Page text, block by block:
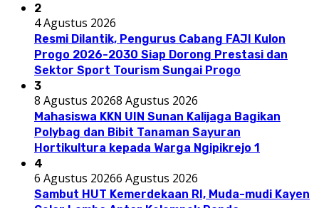
2
4 Agustus 2026
Resmi Dilantik, Pengurus Cabang FAJI Kulon
Progo 2026-2030 Siap Dorong Prestasi dan
Sektor Sport Tourism Sungai Progo
3
8 Agustus 20268 Agustus 2026
Mahasiswa KKN UIN Sunan Kalijaga Bagikan
Polybag dan Bibit Tanaman Sayuran
Hortikultura kepada Warga Ngipikrejo 1
4
6 Agustus 20266 Agustus 2026
Sambut HUT Kemerdekaan RI, Muda-mudi Kayen